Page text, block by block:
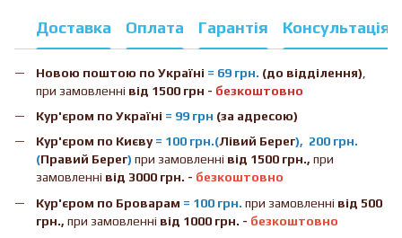
Доставка Оплата Гарантія Консультація
Новою поштою по Україні = 69 грн. (до відділення)
при замовленні від 1500 грн - безкоштовно
Кур'єром по Україні = 99 грн (за адресою)
Кур'єром по Києву= 100 грн.(Лівий Берег), 200 грн.
(Правий Берег) при замовленні від 1500 грн., при
замовленні від 3000 грн. - безкоштовно
Кур'єром по Броварам = 100 грн. при замовленні від 500
грн., при замовленні від 1000 грн. - безкоштовно